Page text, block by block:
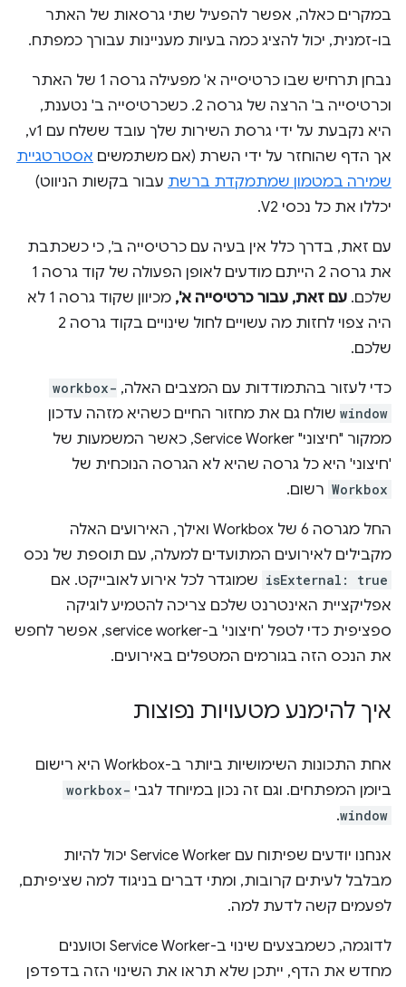
במקרים כאלה, אפשר להפעיל שתי גרסאות של האתר
בו-זמנית, יכול להציג כמה בעיות מעניינות עבורך כמפתח.
נבחן תרחיש שבו כרטיסייה א' מפעילה גרסה 1 של האתר
וכרטיסייה ב' הרצה של גרסה 2. כשכרטיסייה ב' נטענת,
היא נקבעת על ידי גרסת השירות שלך עובד ששלח עם v1,
אך הדף שהוחזר על ידי השרת (אם משתמשים אסטרטגיית
שמירה במטמון שמתמקדת ברשת עבור בקשות הניווט)
יכללו את כל נכסי V2.
עם זאת, בדרך כלל אין בעיה עם כרטיסייה ב', כי כשכתבת
את גרסה 2 הייתם מודעים לאופן הפעולה של קוד גרסה 1
שלכם. עם זאת, עבור כרטיסייה א',
מכיוון שקוד גרסה 1 לא
היה צפוי לחזות מה עשויים לחול שינויים בקוד גרסה 2
שלכם.
כדי לעזור בהתמודדות עם המצבים האלה, workbox-
window שולח גם את מחזור החיים כשהיא מזהה עדכון
ממקור "חיצוני" Service Worker, כאשר המשמעות של
'חיצוני' היא כל גרסה שהיא לא הגרסה הנוכחית של
Workbox רשום.
החל מגרסה 6 של Workbox ואילך, האירועים האלה
מקבילים לאירועים המתועדים למעלה, עם תוספת של נכס
isExternal: true שמוגדר לכל אירוע לאובייקט. אם
אפליקציית האינטרנט שלכם צריכה להטמיע לוגיקה
ספציפית כדי לטפל 'חיצוני' ב-service worker, אפשר לחפש
את הנכס הזה בגורמים המטפלים באירועים.
איך להימנע מטעויות נפוצות
אחת התכונות השימושיות ביותר ב-Workbox היא רישום
ביומן המפתחים. וגם זה נכון במיוחד לגבי workbox-
window
.
אנחנו יודעים שפיתוח עם Service Worker יכול להיות
מבלבל לעיתים קרובות, ומתי דברים בניגוד למה שציפיתם,
לפעמים קשה לדעת למה.
לדוגמה, כשמבצעים שינוי ב-Service Worker וטוענים
מחדש את הדף, ייתכן שלא תראו את השינוי הזה בדפדפן